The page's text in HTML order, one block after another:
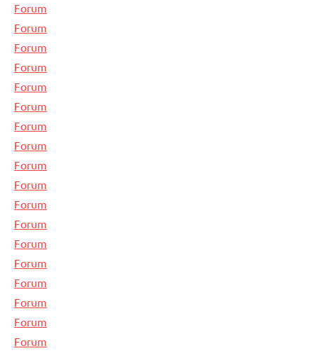
Forum
Forum
Forum
Forum
Forum
Forum
Forum
Forum
Forum
Forum
Forum
Forum
Forum
Forum
Forum
Forum
Forum
Forum